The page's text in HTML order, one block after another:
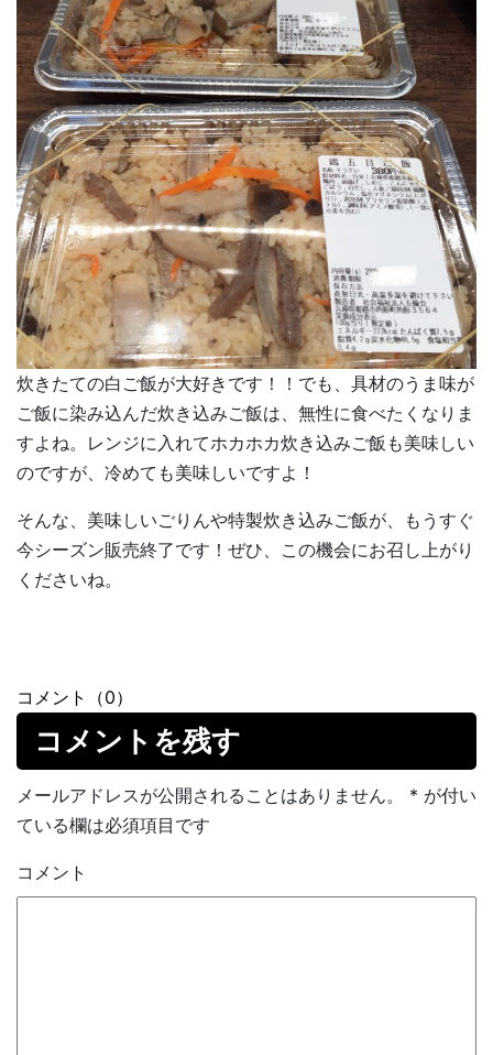
炊きたての白ご飯が大好きです！！でも、具材のうま味が
ご飯に染み込んだ炊き込みご飯は、無性に食べたくなりま
すよね。レンジに入れてホカホカ炊き込みご飯も美味しい
のですが、冷めても美味しいですよ！
そんな、美味しいごりんや特製炊き込みご飯が、もうすぐ
今シーズン販売終了です！ぜひ、この機会にお召し上がり
くださいね。
コメント（0）
コメントを残す
メールアドレスが公開されることはありません。 * が付い
ている欄は必須項目です
コメント